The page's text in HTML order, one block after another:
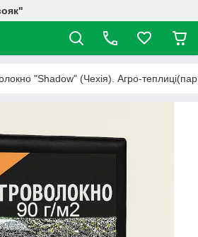
"Shadow" (Чехія). Агро-